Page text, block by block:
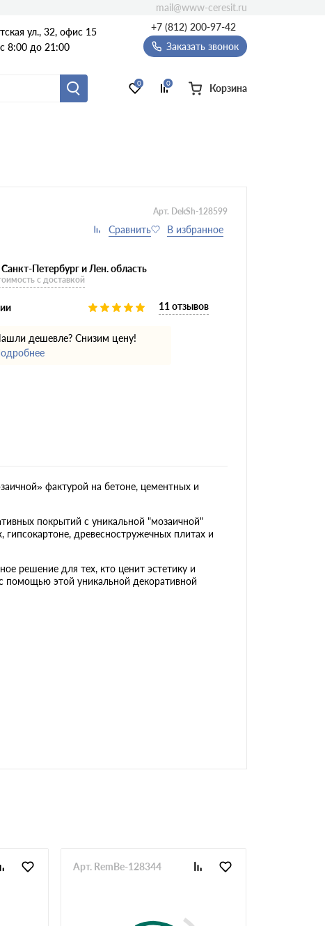
ул., 32, офис 15
8:00 до 21:00
+7 (812) 200-97-42
Заказать звонок
0 0 Корзина
mail@www-ceresit.ru
Арт. DekSh-128599
Петербург и Лен. область
с доставкой
11 отзывов
дешевле? Снизим цену!
фактурой на бетоне, цементных и
покрытий с уникальной "мозаичной"
древесностружечных плитах и
решение для тех, кто ценит эстетику и
помощью этой уникальной декоративной
Арт. RemBe-128344